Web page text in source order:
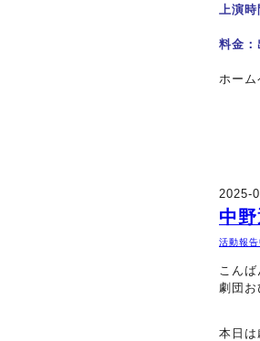
上演
料金：
ホー
2025-
中
活動報告
こん
劇団
本日は